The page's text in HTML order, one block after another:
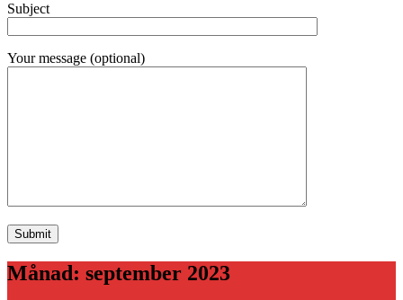
Subject
Your message (optional)
Månad: september 2023